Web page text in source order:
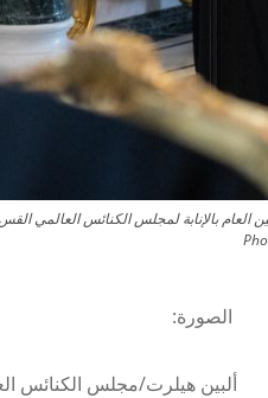
القدس، فلسطين: الأمين العام بالإنابة لمجلس
الصورة:
ألبين هيلرت/مجلس الكنائس